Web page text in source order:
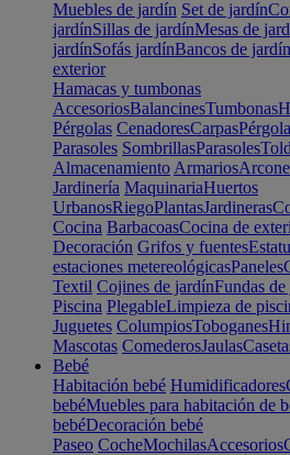
Muebles de jardín Set de jardín
jardínSillas de jardínMesas de
jardínSofás jardínBancos de jardín
exterior
Hamacas y tumbonas
AccesoriosBalancinesTumbonas
Pérgolas CenadoresCarpas
Parasoles SombrillasParasoles
Almacenamiento Armarios
Jardinería MaquinariaHuertos
UrbanosRiegoPlantasJardineras
Cocina BarbacoasCocina de
Decoración Grifos y fuentes
estaciones metereológicasPaneles
Textil Cojines de jardínFundas
Piscina PlegableLimpieza de
Juguetes ColumpiosToboganes
Mascotas ComederosJaulas
Bebé
Habitación bebé Humidificadores
bebéMuebles para habitación de
bebéDecoración bebé
Paseo CocheMochilasAccesorios